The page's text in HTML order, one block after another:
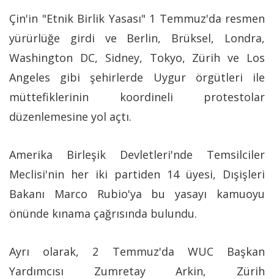
Çin'in "Etnik Birlik Yasası" 1 Temmuz'da resmen
yürürlüğe girdi ve Berlin, Brüksel, Londra,
Washington DC, Sidney, Tokyo, Zürih ve Los
Angeles gibi şehirlerde Uygur örgütleri ile
müttefiklerinin koordineli protestolar
düzenlemesine yol açtı.
Amerika Birleşik Devletleri'nde Temsilciler
Meclisi'nin her iki partiden 14 üyesi, Dışişleri
Bakanı Marco Rubio'ya bu yasayı kamuoyu
önünde kınama çağrısında bulundu.
Ayrı olarak, 2 Temmuz'da WUC Başkan
Yardımcısı Zumretay Arkin, Zürih